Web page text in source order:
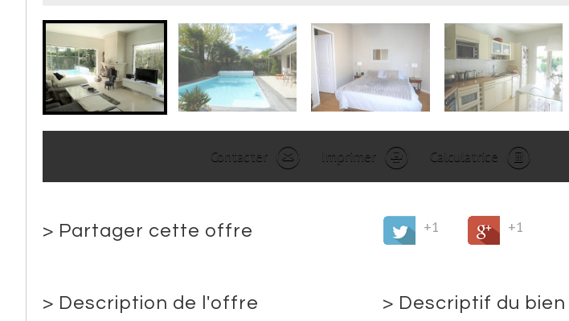
Contacter Imprimer Calculatrice
> Partager cette offre +1 +1
> Description de l'offre > Descriptif du bien